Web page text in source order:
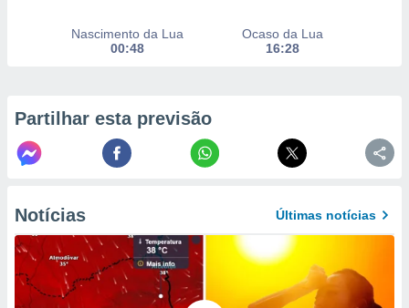
de
ou aceder
num
Nascimento da Lua
00:48
Ocaso da Lua
16:28
Partilhar esta previsão
Notícias Últimas notícias